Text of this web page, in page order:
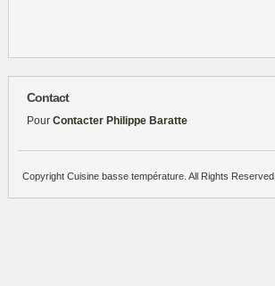
Contact
Pour Contacter Philippe Baratte
Copyright Cuisine basse température. All Rights Reserved.